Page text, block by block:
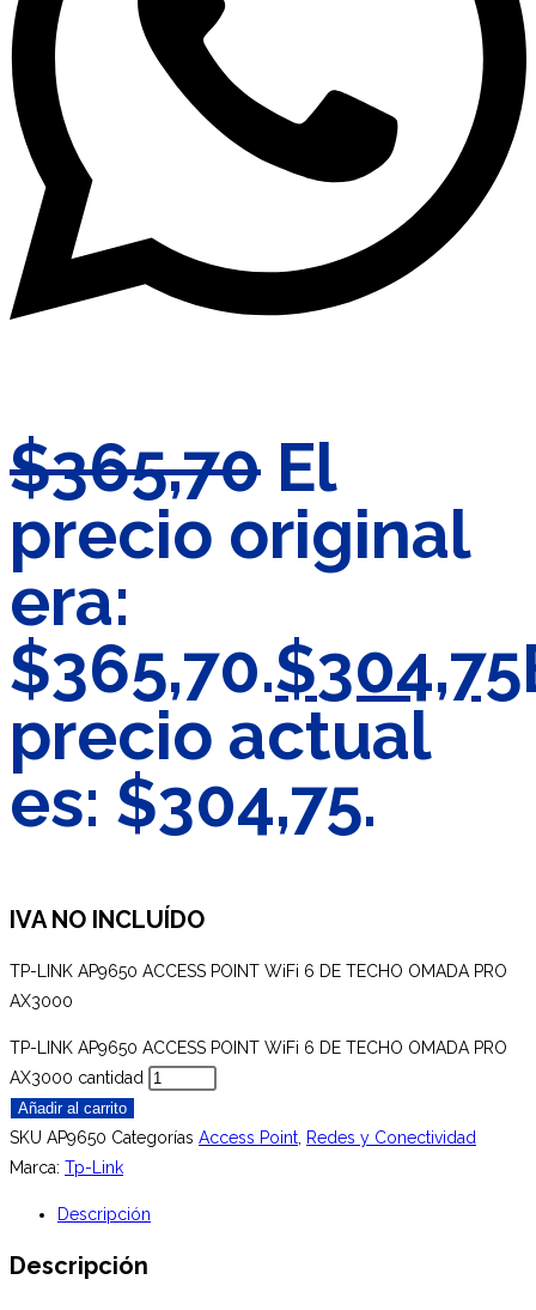
$365,70 El
precio original
era:
$365,70.$304,75
precio actual
es: $304,75.
IVA NO INCLUÍDO
TP-LINK AP9650 ACCESS POINT WiFi 6 DE TECHO OMADA PRO
AX3000
TP-LINK AP9650 ACCESS POINT WiFi 6 DE TECHO OMADA PRO
AX3000 cantidad
Añadir al carrito
SKU AP9650 Categorías Access Point Redes y Conectividad
Marca: Tp-Link
Descripción
Descripción